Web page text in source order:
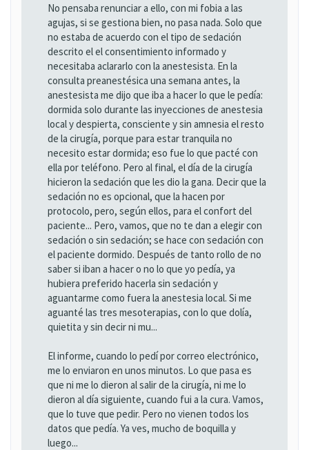
No pensaba renunciar a ello, con mi fobia a las
agujas, si se gestiona bien, no pasa nada. Solo que
no estaba de acuerdo con el tipo de sedación
descrito el el consentimiento informado y
necesitaba aclararlo con la anestesista. En la
consulta preanestésica una semana antes, la
anestesista me dijo que iba a hacer lo que le pedía:
dormida solo durante las inyecciones de anestesia
local y despierta, consciente y sin amnesia el resto
de la cirugía, porque para estar tranquila no
necesito estar dormida; eso fue lo que pacté con
ella por teléfono. Pero al final, el día de la cirugía
hicieron la sedación que les dio la gana. Decir que la
sedación no es opcional, que la hacen por
protocolo, pero, según ellos, para el confort del
paciente... Pero, vamos, que no te dan a elegir con
sedación o sin sedación; se hace con sedación con
el paciente dormido. Después de tanto rollo de no
saber si iban a hacer o no lo que yo pedía, ya
hubiera preferido hacerla sin sedación y
aguantarme como fuera la anestesia local. Si me
aguanté las tres mesoterapias, con lo que dolía,
quietita y sin decir ni mu...
El informe, cuando lo pedí por correo electrónico,
me lo enviaron en unos minutos. Lo que pasa es
que ni me lo dieron al salir de la cirugía, ni me lo
dieron al día siguiente, cuando fui a la cura. Vamos,
que lo tuve que pedir. Pero no vienen todos los
datos que pedía. Ya ves, mucho de boquilla y
luego...